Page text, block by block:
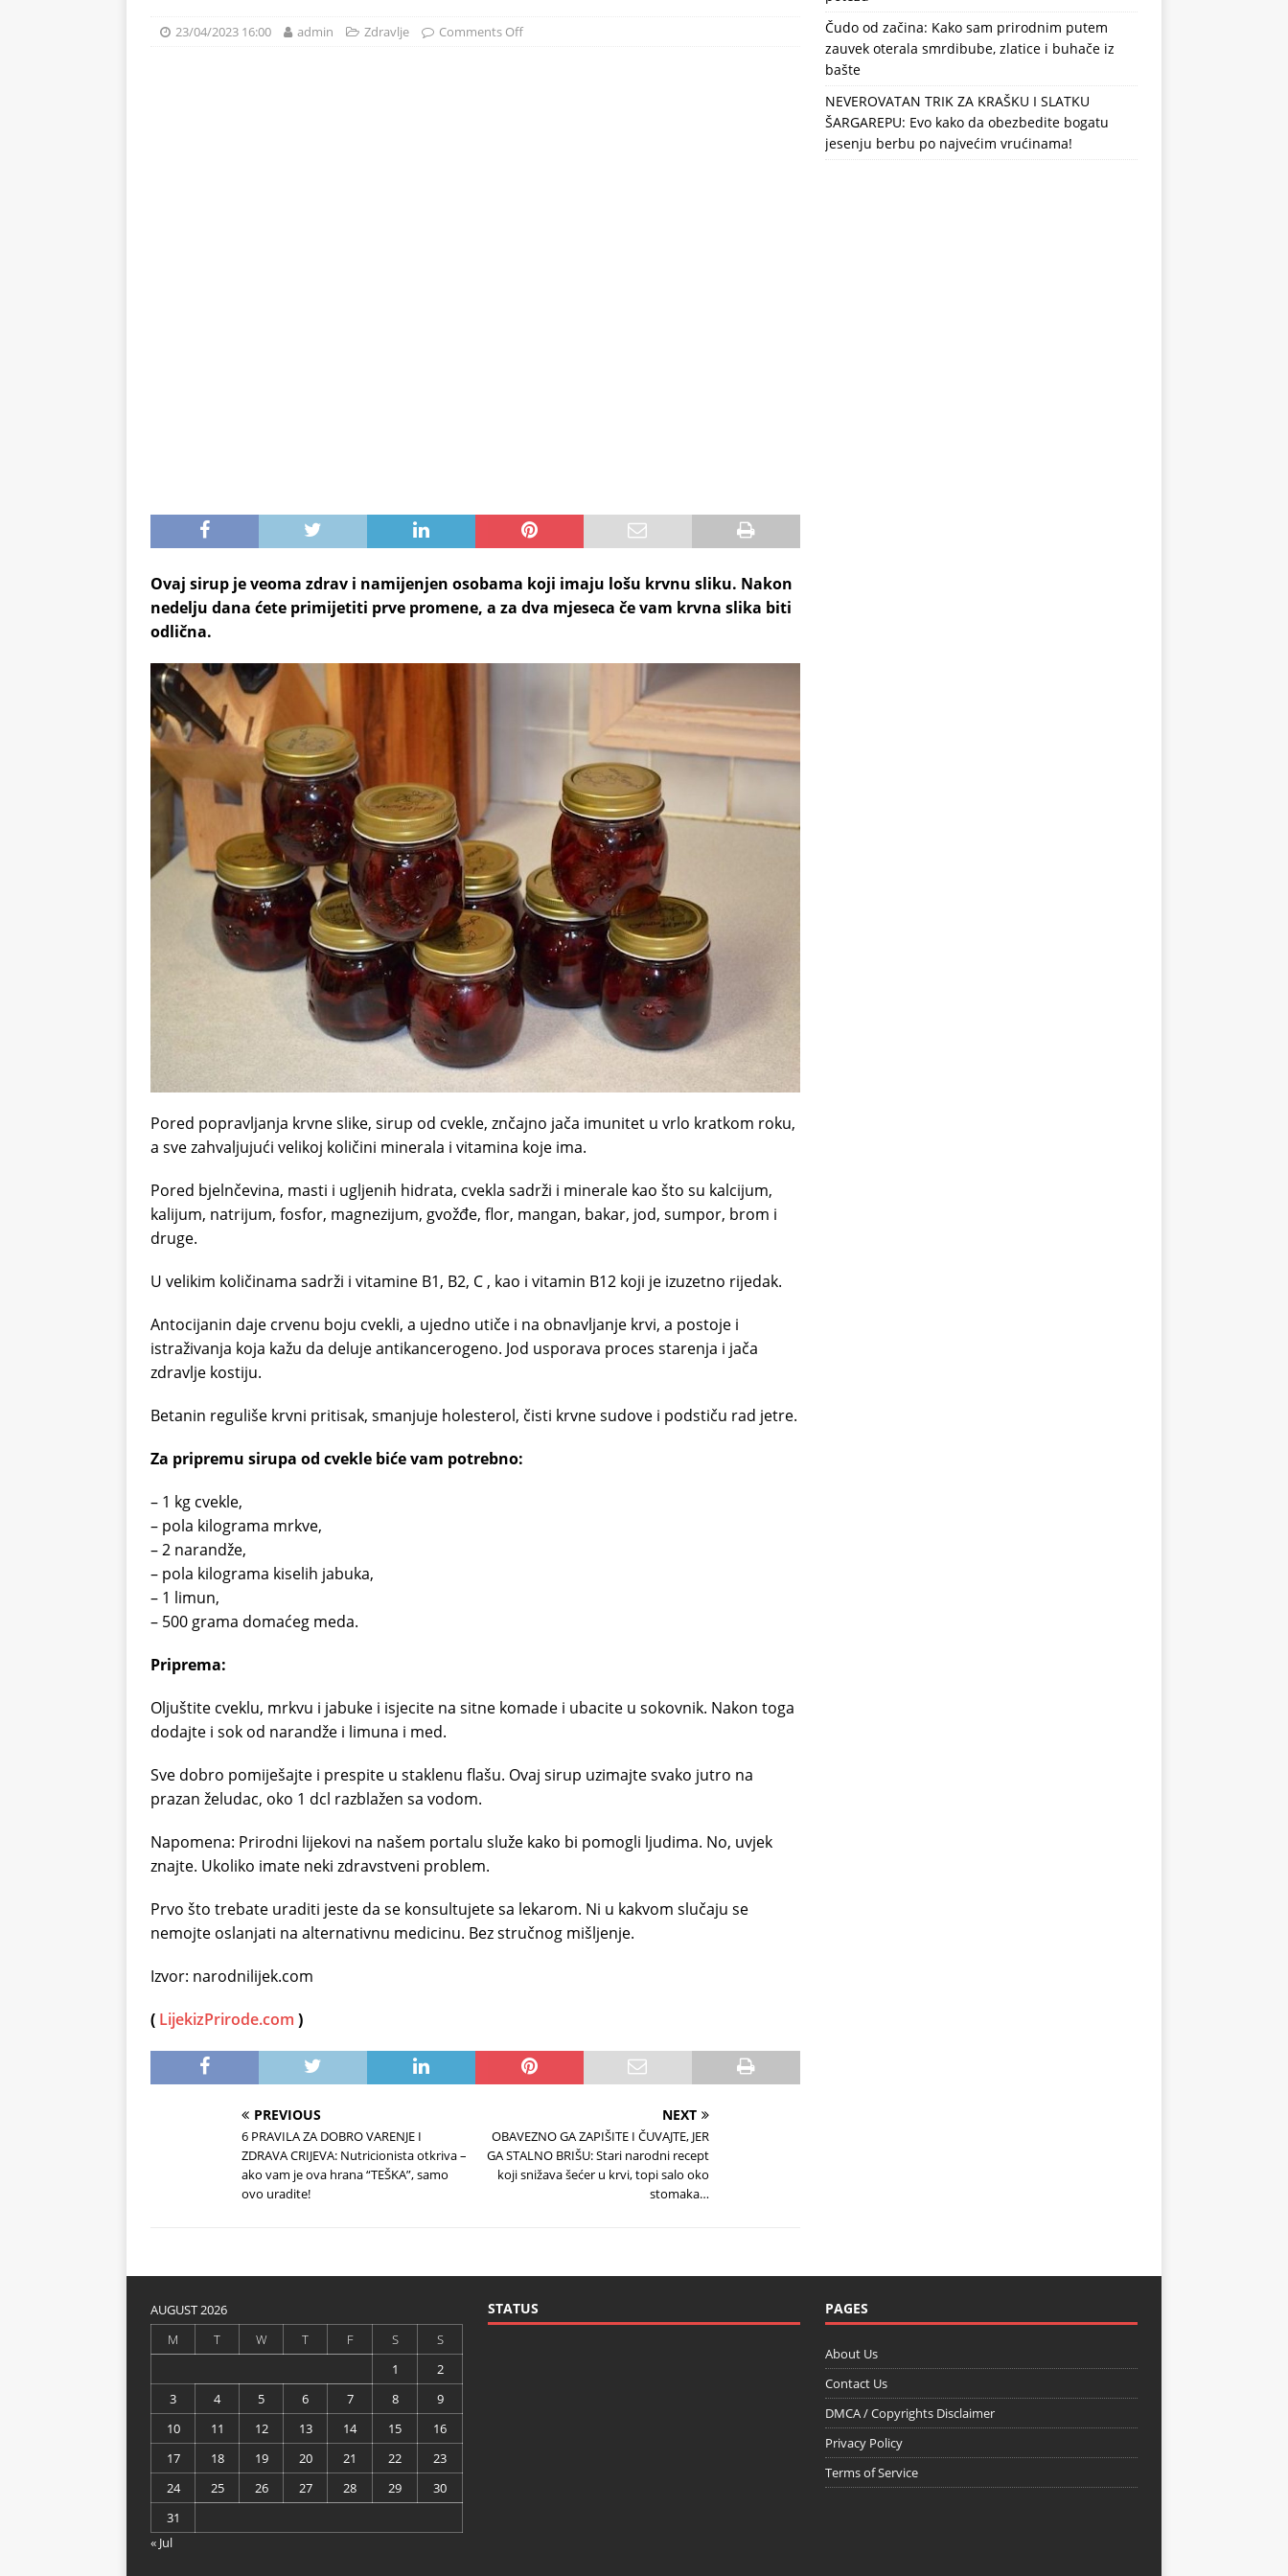
23/04/2023 16:00 admin Zdravlje Comments Off
Ovaj sirup je veoma zdrav i namijenjen osobama koji imaju lošu krvnu sliku. Nakon
nedelju dana ćete primijetiti prve promene, a za dva mjeseca če vam krvna slika biti
odlična.
Pored popravljanja krvne slike, sirup od cvekle, znčajno jača imunitet u vrlo kratkom roku,
a sve zahvaljujući velikoj količini minerala i vitamina koje ima.
Pored bjelnčevina, masti i ugljenih hidrata, cvekla sadrži i minerale kao što su kalcijum,
kalijum, natrijum, fosfor, magnezijum, gvožđe, flor, mangan, bakar, jod, sumpor, brom i
druge.
U velikim količinama sadrži i vitamine B1, B2, C , kao i vitamin B12 koji je izuzetno rijedak.
Antocijanin daje crvenu boju cvekli, a ujedno utiče i na obnavljanje krvi, a postoje i
istraživanja koja kažu da deluje antikancerogeno. Jod usporava proces starenja i jača
zdravlje kostiju.
Betanin reguliše krvni pritisak, smanjuje holesterol, čisti krvne sudove i podstiču rad jetre.
Za pripremu sirupa od cvekle biće vam potrebno:
– 1 kg cvekle,
– pola kilograma mrkve,
– 2 narandže,
– pola kilograma kiselih jabuka,
– 1 limun,
– 500 grama domaćeg meda.
Priprema:
Oljuštite cveklu, mrkvu i jabuke i isjecite na sitne komade i ubacite u sokovnik. Nakon toga
dodajte i sok od narandže i limuna i med.
Sve dobro pomiješajte i prespite u staklenu flašu. Ovaj sirup uzimajte svako jutro na
prazan želudac, oko 1 dcl razblažen sa vodom.
Napomena: Prirodni lijekovi na našem portalu služe kako bi pomogli ljudima. No, uvjek
znajte. Ukoliko imate neki zdravstveni problem.
Prvo što trebate uraditi jeste da se konsultujete sa lekarom. Ni u kakvom slučaju se
nemojte oslanjati na alternativnu medicinu. Bez stručnog mišljenje.
Izvor: narodnilijek.com
( LijekizPrirode.com )
PREVIOUS
6 PRAVILA ZA DOBRO VARENJE I
ZDRAVA CRIJEVA: Nutricionista otkriva –
ako vam je ova hrana “TEŠKA”, samo
ovo uradite!
NEXT
OBAVEZNO GA ZAPIŠITE I ČUVAJTE, JER
GA STALNO BRIŠU: Stari narodni recept
koji snižava šećer u krvi, topi salo oko
stomaka…
Čudo od začina: Kako sam prirodnim putem
zauvek oterala smrdibube, zlatice i buhače iz
bašte
NEVEROVATAN TRIK ZA KRAŠKU I SLATKU
ŠARGAREPU: Evo kako da obezbedite bogatu
jesenju berbu po najvećim vrućinama!
AUGUST 2026
M
T W T F S
S
1
2
3
4 5 6 7 8
9
10
11 12 13 14 15
16
17
18 19 20 21 22
23
24
25 26 27 28 29
30
31
« Jul
STATUS PAGES
About Us
Contact Us
DMCA / Copyrights Disclaimer
Privacy Policy
Terms of Service